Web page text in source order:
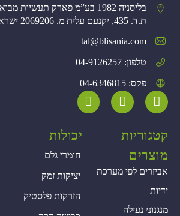
בליסניה 1982 בע”מ פארק תעשיות מבוא כרמל
ת.ד. 435, יקנעם עלית מ. 2069206 ישראל
tal@blisania.com‏
טלפון: 04-9126257
פקס: 04-6346815
קטגוריות
מוצרים
אביזרים לפי מערכת
ידיות
מנגנוני נעילה
יכולות
חומרי גלם
יציקות זמק
הזרקות פלסטיק